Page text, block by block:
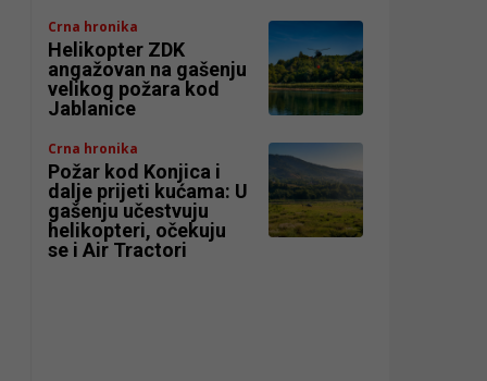
Crna hronika
Helikopter ZDK
angažovan na gašenju
velikog požara kod
Jablanice
Crna hronika
Požar kod Konjica i
dalje prijeti kućama: U
gašenju učestvuju
helikopteri, očekuju
se i Air Tractori